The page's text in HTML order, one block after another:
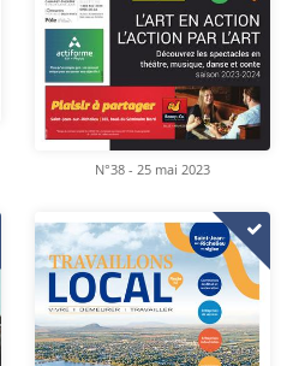
N°38 - 25 mai 2023